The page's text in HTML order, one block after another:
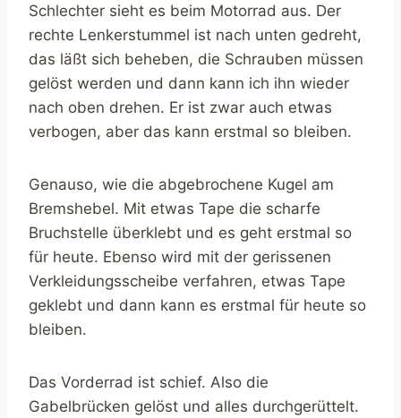
Schlechter sieht es beim Motorrad aus. Der
rechte Lenkerstummel ist nach unten gedreht,
das läßt sich beheben, die Schrauben müssen
gelöst werden und dann kann ich ihn wieder
nach oben drehen. Er ist zwar auch etwas
verbogen, aber das kann erstmal so bleiben.
Genauso, wie die abgebrochene Kugel am
Bremshebel. Mit etwas Tape die scharfe
Bruchstelle überklebt und es geht erstmal so
für heute. Ebenso wird mit der gerissenen
Verkleidungsscheibe verfahren, etwas Tape
geklebt und dann kann es erstmal für heute so
bleiben.
Das Vorderrad ist schief. Also die
Gabelbrücken gelöst und alles durchgerüttelt.